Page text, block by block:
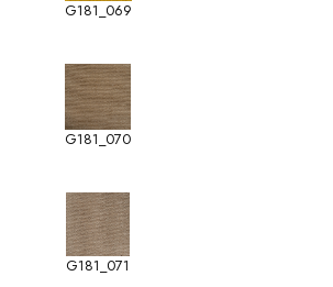
G181_069
G181_070
G181_071